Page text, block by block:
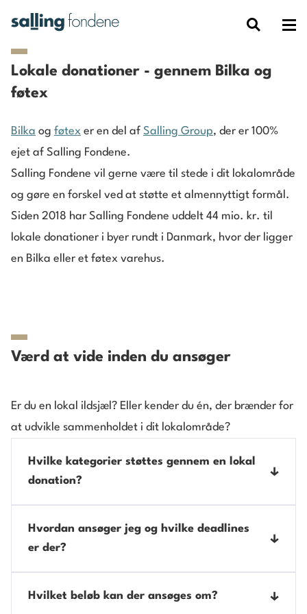
Lokale donationer - gennem Bilka og
føtex
Bilka og føtex er en del af Salling Group, der er 100%
ejet af Salling Fondene.
Salling Fondene vil gerne være til stede i dit lokalområde
og gøre en forskel ved at støtte et almennyttigt formål.
Siden 2018 har Salling Fondene uddelt 44 mio. kr. til
lokale donationer i byer rundt i Danmark, hvor der ligger
en Bilka eller et føtex varehus.
Værd at vide inden du ansøger
Er du en lokal ildsjæl? Eller kender du én, der brænder for
at udvikle sammenholdet i dit lokalområde?
Hvilke kategorier støttes gennem en lokal
donation?
som udvælges, men fortrintvis disse:
Børn og unge
Hvordan ansøger jeg og hvilke deadlines
er der?
lokal karakter skal du tage kontakt til den lokale
Hvilket beløb kan der ansøges om?